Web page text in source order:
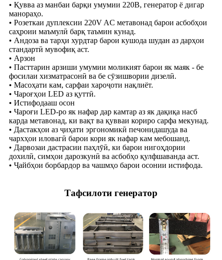
• Қувва аз манбаи барқи умумии 220В, генератор ё дигар
манораҳо.
• Розеткаи дуплексии 220V AC метавонад барои асбобҳои
саҳроии маъмулӣ барқ ​​​​таъмин кунад.
• Андоза ва тарҳи хурдтар барои кушода шудан аз дарҳои
стандартӣ мувофиқ аст.
• Арзон
• Пасттарин арзиши умумии моликият барои як маяк - бе
фосилаи хизматрасонӣ ва бе сӯзишвории дизелӣ.
• Масоҳати кам, сарфаи хароҷоти нақлиёт.
• Чароғҳои LED аз қуттӣ.
• Истифодааш осон
• Чароғи LED-ро як нафар дар камтар аз як дақиқа насб
карда метавонад, ки вақт ва қувваи кориро сарфа мекунад.
• Дастакҳои аз ҷиҳати эргономикӣ печонидашуда ва
чархҳои иловагӣ барои кори як нафар кам мебошанд.
• Дарвозаи дастрасии паҳлӯӣ, ки барои нигоҳдории
дохилӣ, симҳои дарозкунӣ ва асбобҳо қулфшаванда аст.
• Ҷайбҳои борбардор ва чашмҳо барои осонии истифода.
Тафсилоти генератор